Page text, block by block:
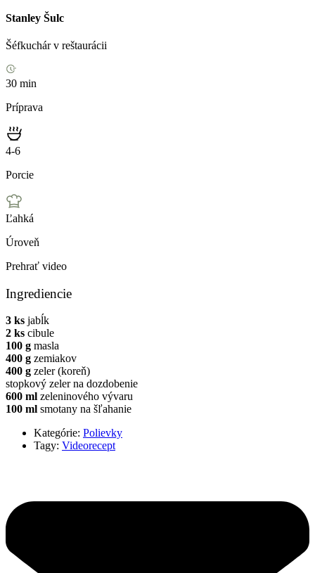
Stanley Šulc
Šéfkuchár v reštaurácii
30 min
Príprava
4-6
Porcie
Ľahká
Úroveň
Prehrať video
Ingrediencie
3 ks jabĺk
2 ks cibule
100 g masla
400 g zemiakov
400 g zeler (koreň)
stopkový zeler na dozdobenie
600 ml zeleninového vývaru
100 ml smotany na šľahanie
Kategórie: Polievky
Tagy: Videorecept